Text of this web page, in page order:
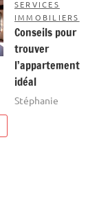
SERVICES
IMMOBILIERS
Conseils pour
trouver
l’appartement
idéal
Stéphanie